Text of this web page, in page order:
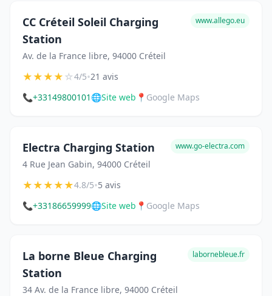
CC Créteil Soleil Charging
Station
Av. de la France libre, 94000 Créteil
www.allego.eu
★★★★☆4/5•21 avis
📞+33149800101 🌐Site web 📍 Google Maps
Electra Charging Station
4 Rue Jean Gabin, 94000 Créteil
www.go-electra.com
★★★★★4.8/5•5 avis
📞+33186659999🌐Site web 📍 Google Maps
La borne Bleue Charging
Station
34 Av. de la France libre, 94000 Créteil
labornebleue.fr